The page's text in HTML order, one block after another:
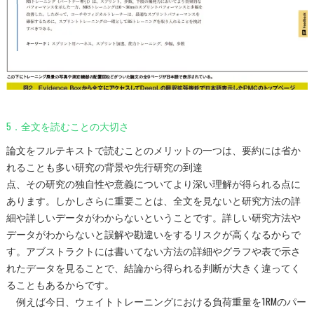
5．全文を読むことの大切さ
論文をフルテキストで読むことのメリットの一つは、要約には省か
れることも多い研究の背景や先行研究の到達
点、その研究の独自性や意義についてより深い理解が得られる点に
あります。しかしさらに重要ことは、全文を見ないと研究方法の詳
細や詳しいデータがわからないということです。詳しい研究方法や
データがわからないと誤解や勘違いをするリスクが高くなるからで
す。アブストラクトには書いてない方法の詳細やグラフや表で示さ
れたデータを見ることで、結論から得られる判断が大きく違ってく
ることもあるからです。
例えば今日、ウェイトトレーニングにおける負荷重量を1RMのパー